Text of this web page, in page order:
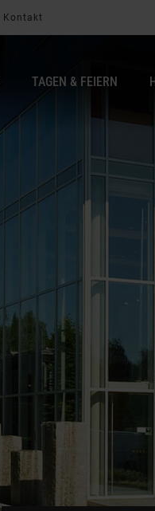
Kontakt
TAGEN & FEIERN